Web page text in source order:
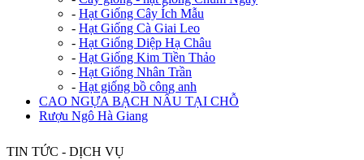
- Hạt Giống Cây Ích Mẫu
- Hạt Giống Cà Giai Leo
- Hạt Giống Diệp Hạ Châu
- Hạt Giống Kim Tiền Thảo
- Hạt Giống Nhân Trần
- Hạt giống bồ công anh
CAO NGỰA BẠCH NẤU TẠI CHỖ
Rượu Ngô Hà Giang
TIN TỨC - DỊCH VỤ